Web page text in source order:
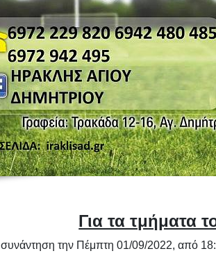
Για τα τμήματα
συνάντηση την Πέμπτη 01/09/2022, από